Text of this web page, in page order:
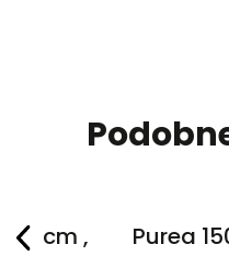
75 cm ,
Purea